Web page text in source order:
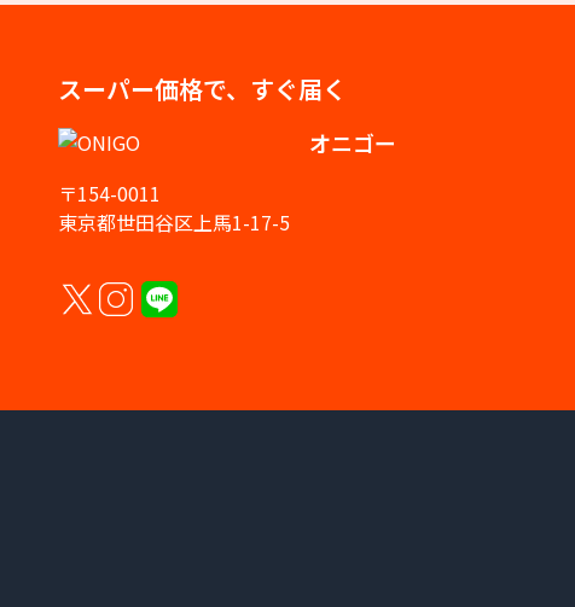
スーパー価格で、すぐ届く
オニゴー
〒154-0011
東京都世田谷区上馬1-17-5